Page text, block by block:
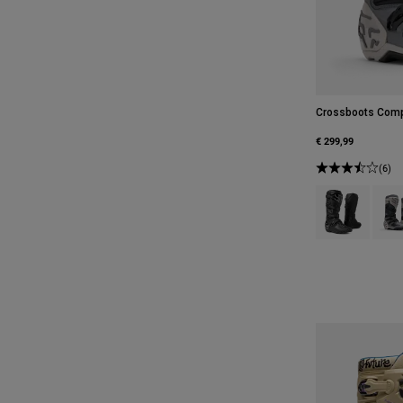
Crossboots
€ 299,99
(6)
Product